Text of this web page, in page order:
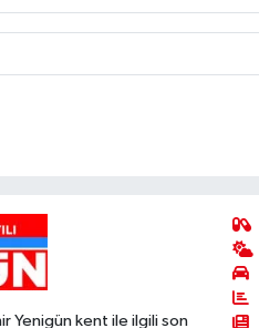
Yenigün kent ile ilgili son